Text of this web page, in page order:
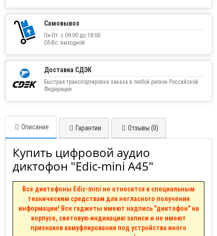
Самовывоз
Пн-Пт: с 09:00 до 18:00
Сб-Вс: выходной
Доставка СДЭК
Быстрая транспортировка заказа в любой регион Российской
Федерации
Описание Гарантии Отзывы (0)
Купить цифровой аудио
диктофон "Edic-mini A45"
Все диктофоны Edic-mini не относятся к специальным
техническим средствам для негласного получения
информации! Все гаджеты имеют надпись "диктофон" на
корпусе, световую индикацию записи и не имеют
признаков камуфлирования под устройства иного